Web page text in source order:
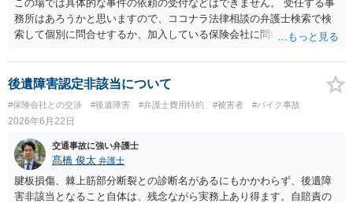
この場では具体的な事件の依頼の受付などはできません。 受任する事
務所はあろうかと思いますので、ココナラ法律相談の弁護士検索で検
索して個別に問合せするか、加入している保険会社に問い合わせをし
後遺障害認定非該当について
#保険会社との交渉 #後遺障害 #弁護士費用特約 #被害者 #バイク事故
2026年6月22日
交通事故に強い弁護士
髙橋 俊太 弁護士
腱板損傷、棘上筋部分断裂との診断名があるにもかかわらず、後遺障
害非該当となること自体は、残念ながら実務上あり得ます。自賠責の